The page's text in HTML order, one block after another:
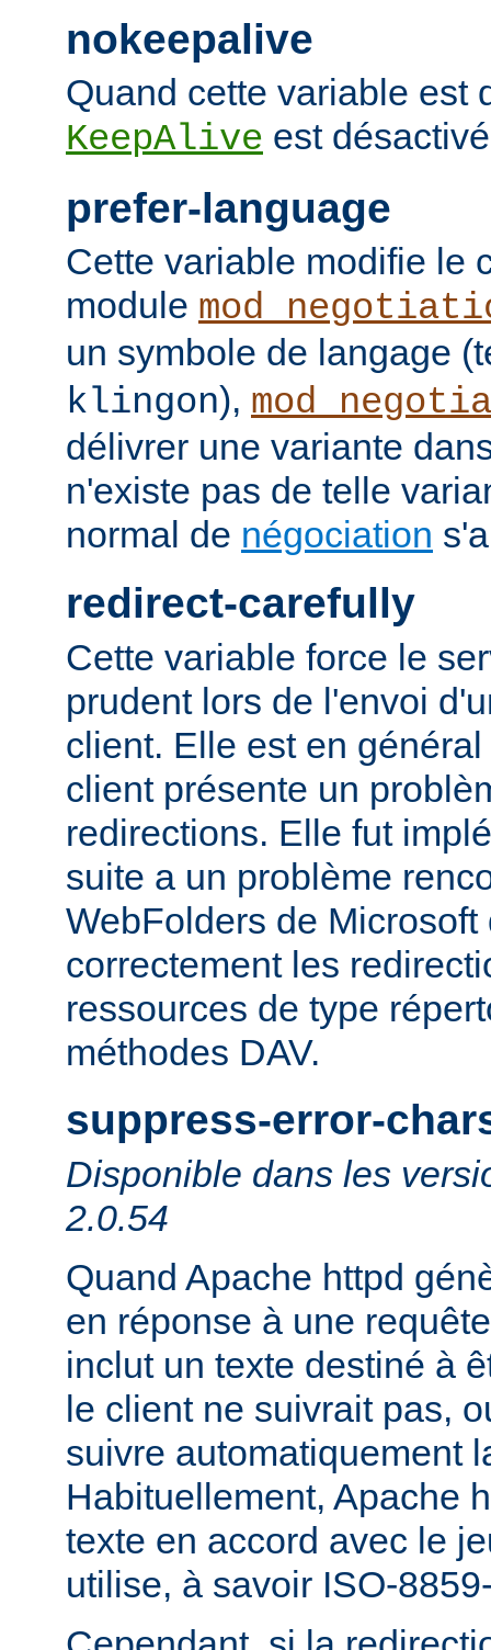
nokeepalive
Quand cette variable est
KeepAlive est
prefer-language
Cette variable modifie le
module
un symbole de langage
klingon),
délivrer une variante
n'existe pas de telle
normal de négociation
redirect-carefully
Cette variable force le
prudent lors de l'envoi
client. Elle est en
client présente un
redirections. Elle fut
suite a un problème
WebFolders de
correctement les
ressources de type
méthodes DAV.
suppress-error-
Disponible dans les
2.0.54
Quand Apache httpd
en réponse à une
inclut un texte destiné à
le client ne suivrait pas,
suivre automatiquement
Habituellement, Apache
texte en accord avec le
utilise, à savoir ISO-